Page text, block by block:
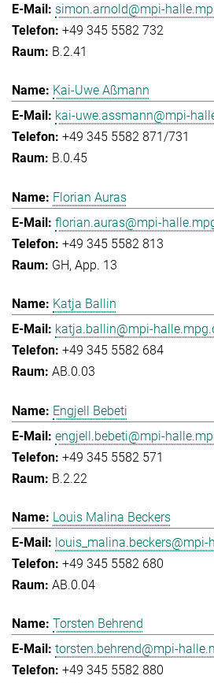
simon.arnold@mpi-
+49 345 5582 732
B.2.41
Kai-Uwe Aßmann
kai-uwe.assmann@mpi-
+49 345 5582 871/731
B.0.45
Florian Auras
florian.auras@mpi-
+49 345 5582 813
GH, App. 13
Katja Ballin
katja.ballin@mpi-
+49 345 5582 684
AB.0.03
Engjell Bebeti
engjell.bebeti@mpi-
+49 345 5582 571
B.2.22
Louis Malina Beckers
louis_malina.beckers@mpi-
+49 345 5582 680
AB.0.04
Torsten Behrend
torsten.behrend@mpi-
+49 345 5582 880